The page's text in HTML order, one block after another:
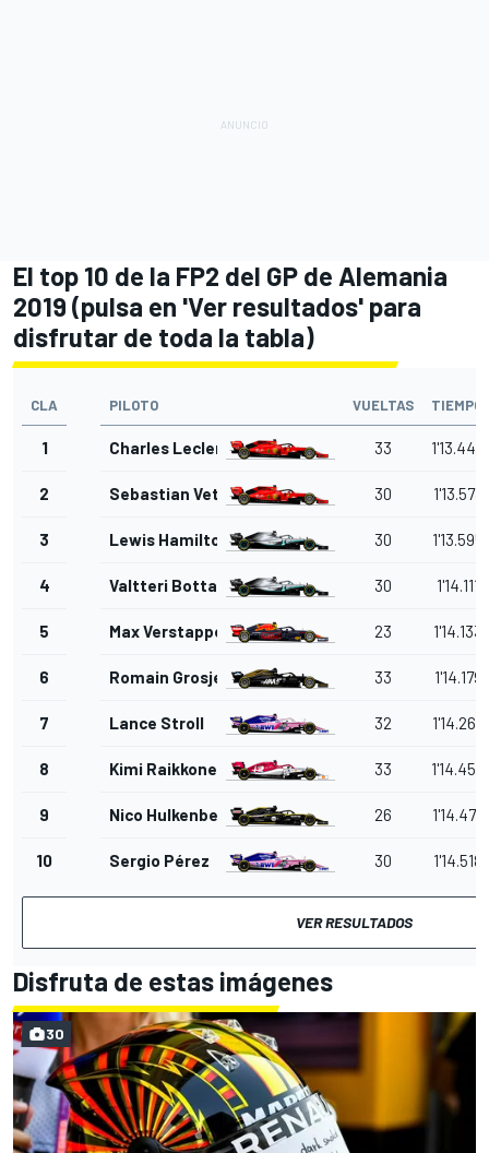
El top 10 de la FP2 del GP de Alemania
2019 (pulsa en 'Ver resultados' para
disfrutar de toda la tabla)
CLA PILOTO VUELTAS TIEMPO
1 Charles Leclerc 33 1'13.449
2 Sebastian Vettel 30 1'13.573
3 Lewis Hamilton 30 1'13.595
4 Valtteri Bottas 30 1'14.111
5 Max Verstappen 23 1'14.133
6 Romain Grosjean 33 1'14.179
7 Lance Stroll 32 1'14.268
8 Kimi Raikkonen 33 1'14.458
9 Nico Hulkenberg 26 1'14.472
10 Sergio Pérez 30 1'14.518
VER RESULTADOS
Disfruta de estas imágenes
30